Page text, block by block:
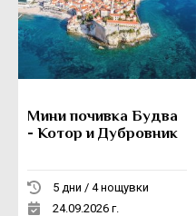
Мини почивка Будва
- Котор и Дубровник
5 дни / 4 нощувки
24.09.2026 г.